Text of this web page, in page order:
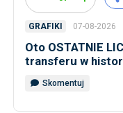
GRAFIKI 07-08-2026
Oto OSTATNIE
transferu w
Skomentuj